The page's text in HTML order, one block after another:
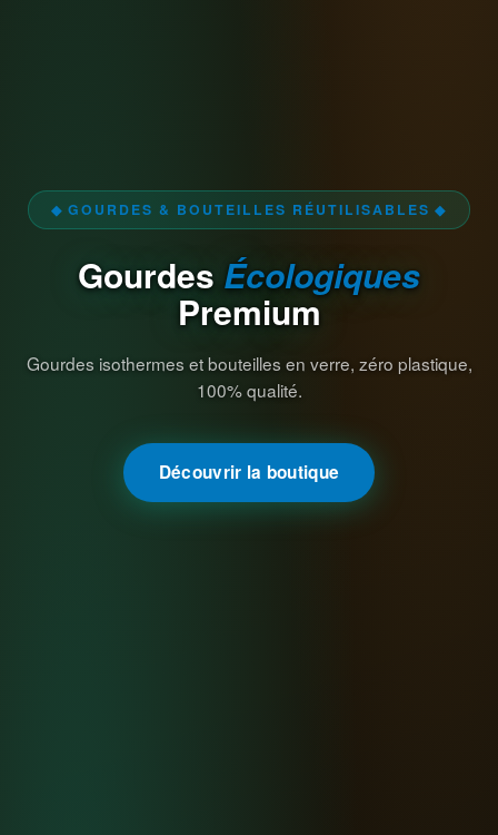
◆ GOURDES & BOUTEILLES RÉUTILISABLES ◆
Gourdes Écologiques
Premium
Gourdes isothermes et bouteilles en verre, zéro plastique,
100% qualité.
Découvrir la boutique